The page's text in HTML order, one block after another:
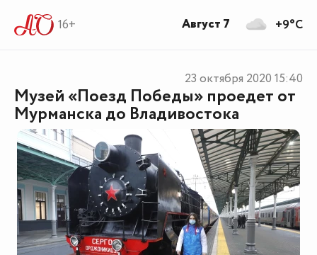
16+
Музей «Поезд Победы» проедет от
Мурманска до Владивостока
23 октября 2020 15:40
+9°C
Август 7